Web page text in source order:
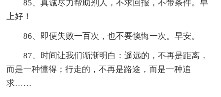
85、真诚尽力帮助别人，不求回报，不带条件。早
上好！
86、即便失败一百次，也不要懊悔一次。早安。
87、时间让我们渐渐明白：遥远的，不再是距离，
而是一种懂得；行走的，不再是路途，而是一种追
求……